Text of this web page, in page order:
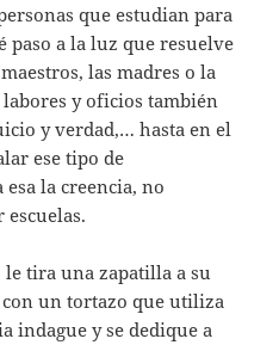
que estudian para
paso a la luz que resuelve
las madres o la
y oficios también
y verdad,… hasta en el
ese tipo de
la creencia, no
tira una zapatilla a su
con un tortazo que utiliza
indague y se dedique a